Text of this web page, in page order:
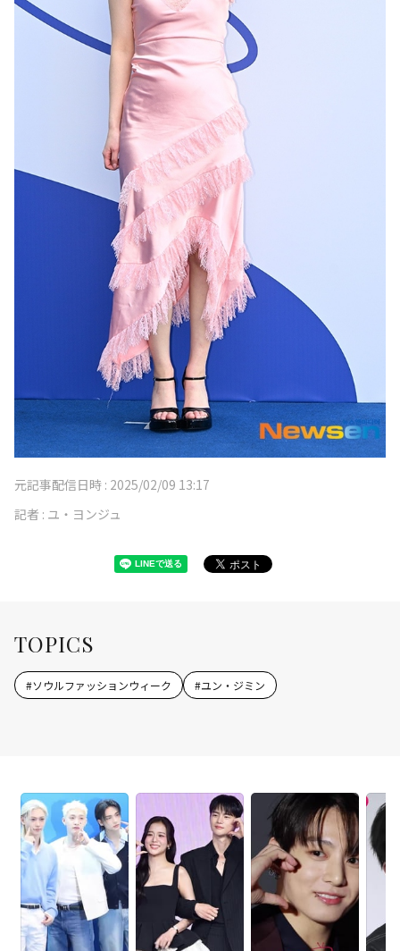
元記事配信日時 : 2025/02/09 13:17
記者 : ユ・ヨンジュ
TOPICS
#ソウルファッションウィーク #ユン・ジミン